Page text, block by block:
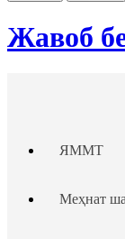
Жавоб
ЯММТ
Меҳнат